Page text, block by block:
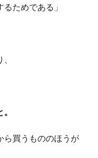
ためである」
ら買うもののほうが